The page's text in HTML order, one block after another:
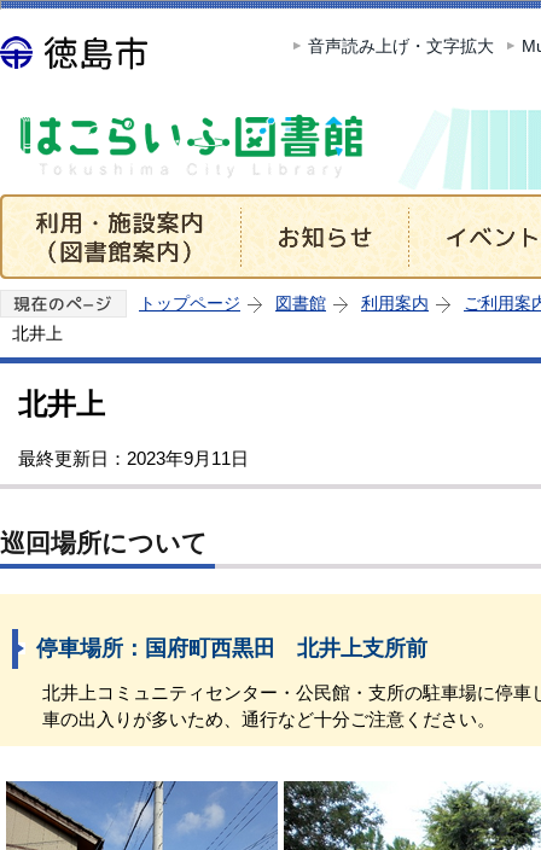
このページの本文へ移動
音声読み上げ・文字拡大
トップページ 図書館 利用案内
ご利用案
北井上
北井上
最終更新日：2023年9月11日
巡回場所について
停車場所：国府町西黒田 北井上支所前
北井上コミュニティセンター・公民館・支所の駐車場に停車
車の出入りが多いため、通行など十分ご注意ください。